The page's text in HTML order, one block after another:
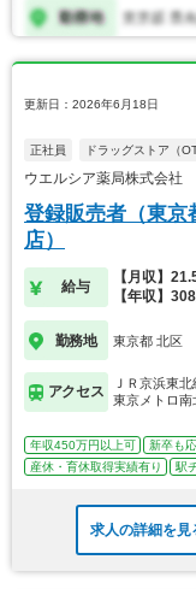
更新日：2026年6月18日
正社員 ドラッグストア（
ウエルシア薬局株式会社
登録販売者（東京
店）
給与
【月収】
【年収】
勤務地 東京都 北区
アクセス
ＪＲ京浜東
東京メトロ南
年収450万円以上可 新卒も
産休・育休取得実績有り
駅
求人の詳細を見